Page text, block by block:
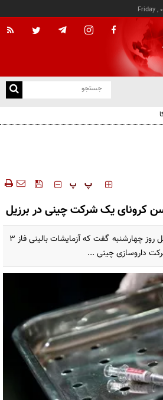
Friday ,
‍‍‍ پ پ
کرونای یک شرکت چینی در برزیل
فرماندار ایالت سائوپائولو برزیل روز چهارشنبه گفت که آزمایشات بالینی فاز ۳